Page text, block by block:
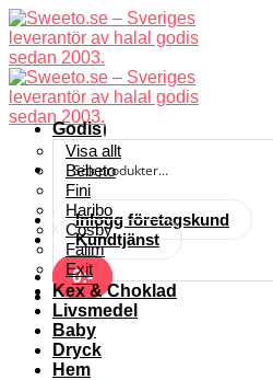
Skip
to
content
Inlogg företagskund
Kundtjänst
0:-
Godis
Visa allt
Bebeto
Fini
Haribo
Cosby
Falim
Exit
Kex & Choklad
Livsmedel
Baby
Dryck
Hem